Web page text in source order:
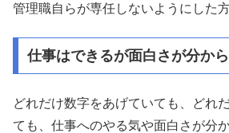
管理職自らが専任しないようにした
仕事はできるが面白さが分か
どれだけ数字をあげていても、どれ
ても、仕事へのやる気や面白さが分